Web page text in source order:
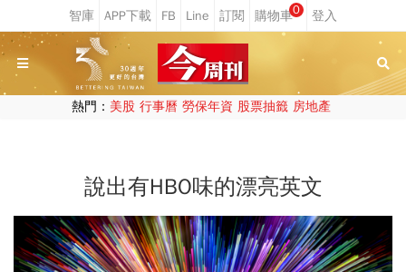
0
熱門： 美股 行事曆 勞保年資 股票抽籤 房地產
說出有HBO味的漂亮英文